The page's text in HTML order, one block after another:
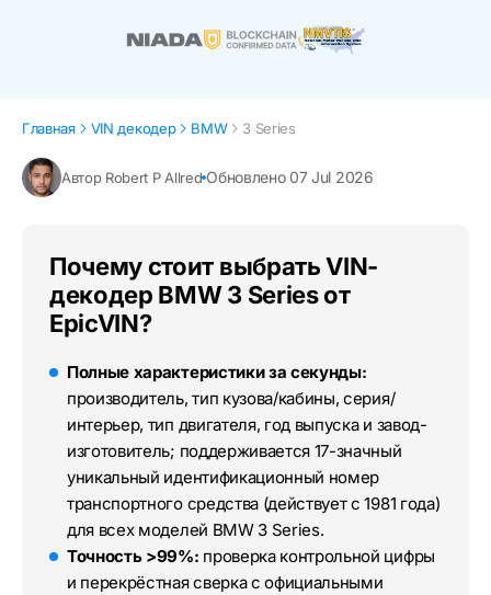
Главная VIN декодер BMW 3 Series
Автор Robert P Allred Обновлено 07 Jul 2026
Почему стоит выбрать VIN-
декодер BMW 3 Series от
EpicVIN?
Полные характеристики за секунды:
производитель, тип кузова/кабины, серия/
интерьер, тип двигателя, год выпуска и завод-
изготовитель; поддерживается 17-значный
уникальный идентификационный номер
транспортного средства (действует с 1981 года)
для всех моделей BMW 3 Series.
Точность >99%: проверка контрольной цифры
и перекрёстная сверка с официальными